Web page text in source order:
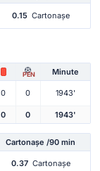
0.15 Cartonașe
PEN Minute
0 0 1943'
0 0 1943'
Cartonașe /90 min
0.37 Cartonașe